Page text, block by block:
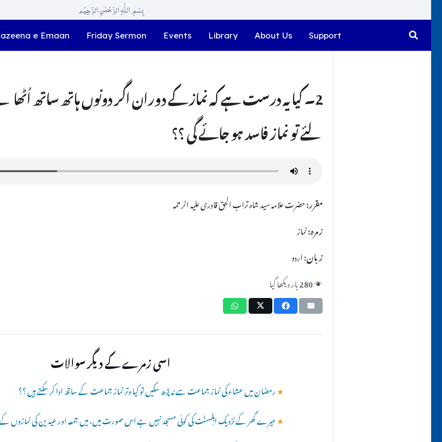
بِسْمِ اللّٰہِ الرَّحْمٰنِ الرَّحِیْم
e Emaan Friday Sermon Events Library About Us Support
2۔ کیا یہ درست ہے کہ نماز کے دوران اگر دونوں ہاتھ ساتھ اُٹھا
لئے تو نماز فاسد ہو جائے گی ؟؟
مقرر:حضرت علامہ سید شاہ تراب الحق قادری علیہ الرحمہ
زمرہ:نماز
زبان:اردو
280بار دیکھا گیا
اسی زمرے کے دیگر سوالات
★رمضان میں عشاء کی نماز جماعت سے نہ پڑھ سکیں تو کیا وتر نماز جماعت کے ساتھ ادا کر سکتے ہیں ؟؟
★میرے گھر کے نزدیک اہلِسنّت کی کوئی مسجد نہیں ہے اس صورت میں، میں جمعہ اور عیدین کی نمازوں